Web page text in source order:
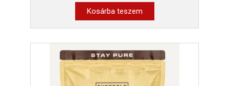
Kosárba teszem